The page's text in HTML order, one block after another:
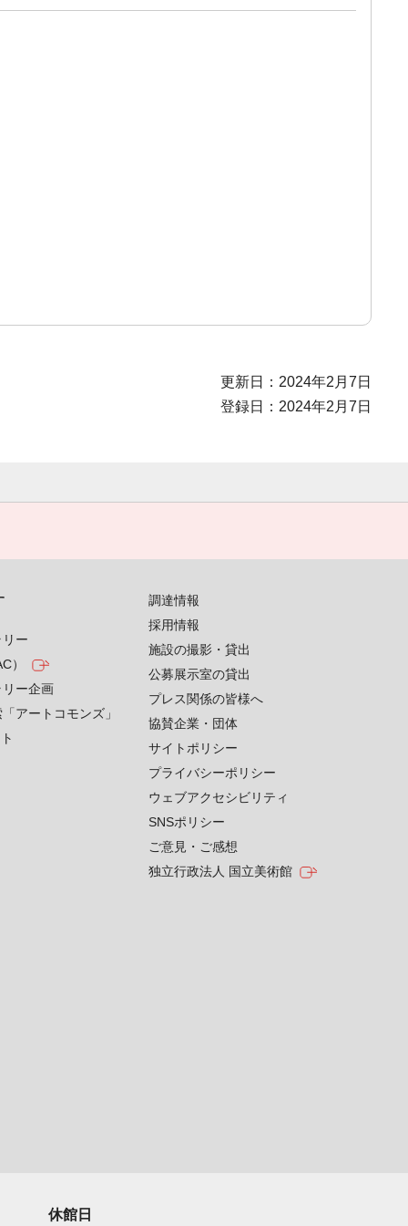
更新日：2024年2月7日
登録日：2024年2月7日
ー
）
ー企画
アートコモンズ」
調達情報
採用情報
施設の撮影・貸出
公募展示室の貸出
プレス関係の皆様へ
協賛企業・団体
サイトポリシー
プライバシーポリシー
ウェブアクセシビリティ
SNSポリシー
ご意見・ご感想
独立行政法人 国立美術館
休館日